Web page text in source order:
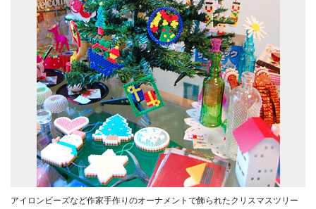
アイロンビーズなど作家手作りのオーナメントで飾られたクリスマスツリー